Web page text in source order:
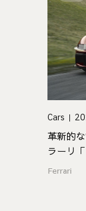
Cars
革新的
ラーリ
Ferrari